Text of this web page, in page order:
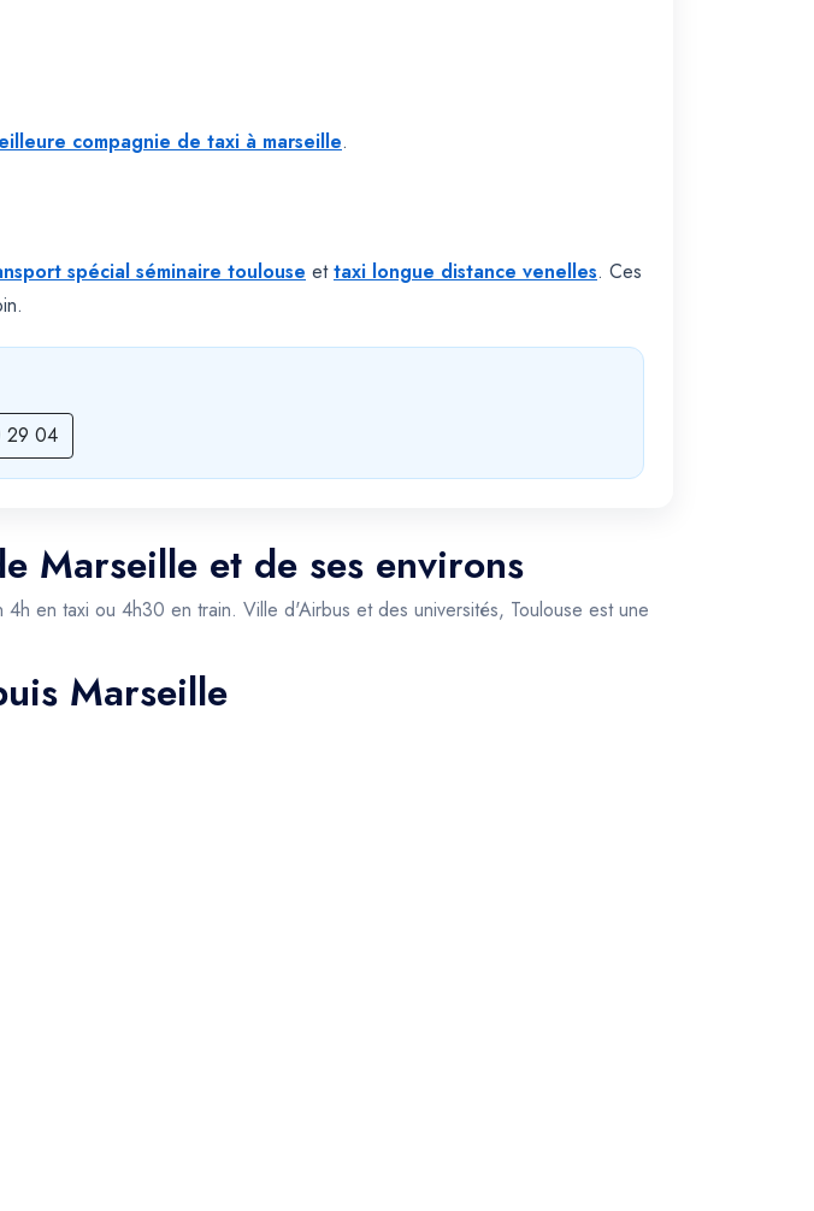
compagnie de taxi à marseille.
spécial séminaire toulouse ettaxi longue distance venelles. Ces
29 04
Marseille et de ses environs
en taxi ou 4h30 en train. Ville d'Airbus et des universités, Toulouse est une
Marseille